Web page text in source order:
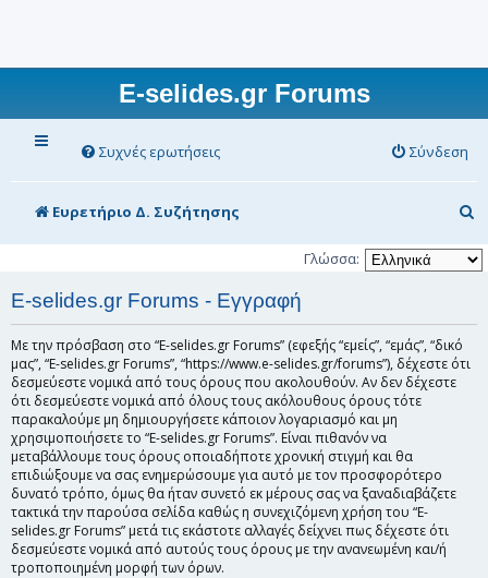
E-selides.gr Forums
Συχνές ερωτήσεις Σύνδεση
Ευρετήριο Δ. Συζήτησης
ν
α
Γλώσσα:
E-selides.gr Forums - Εγγραφή
Με την πρόσβαση στο “E-selides.gr Forums” (εφεξής “εμείς”, “εμάς”, “δικό
μας”, “E-selides.gr Forums”, “https://www.e-selides.gr/forums”), δέχεστε ότι
δεσμεύεστε νομικά από τους όρους που ακολουθούν. Αν δεν δέχεστε
ότι δεσμεύεστε νομικά από όλους τους ακόλουθους όρους τότε
παρακαλούμε μη δημιουργήσετε κάποιον λογαριασμό και μη
χρησιμοποιήσετε το “E-selides.gr Forums”. Είναι πιθανόν να
μεταβάλλουμε τους όρους οποιαδήποτε χρονική στιγμή και θα
επιδιώξουμε να σας ενημερώσουμε για αυτό με τον προσφορότερο
δυνατό τρόπο, όμως θα ήταν συνετό εκ μέρους σας να ξαναδιαβάζετε
τακτικά την παρούσα σελίδα καθώς η συνεχιζόμενη χρήση του “E-
selides.gr Forums” μετά τις εκάστοτε αλλαγές δείχνει πως δέχεστε ότι
δεσμεύεστε νομικά από αυτούς τους όρους με την ανανεωμένη και/ή
τροποποιημένη μορφή των όρων.